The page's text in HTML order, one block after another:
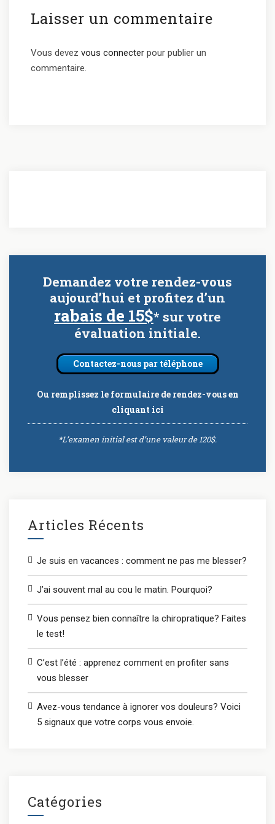
Laisser un commentaire
Vous devez vous connecter pour publier un
commentaire.
Demandez votre rendez-vous
aujourd’hui et profitez d’un
rabais de 15$* sur votre
évaluation initiale.
Contactez-nous par téléphone
Ou remplissez le formulaire de rendez-vousen
cliquant ici
*L’examen initial est d’une valeur de 120$.
Articles Récents
Je suis en vacances : comment ne pas me blesser?
J’ai souvent mal au cou le matin. Pourquoi?
Vous pensez bien connaître la chiropratique? Faites
le test!
C’est l’été : apprenez comment en profiter sans
vous blesser
Avez-vous tendance à ignorer vos douleurs? Voici
5 signaux que votre corps vous envoie.
Catégories